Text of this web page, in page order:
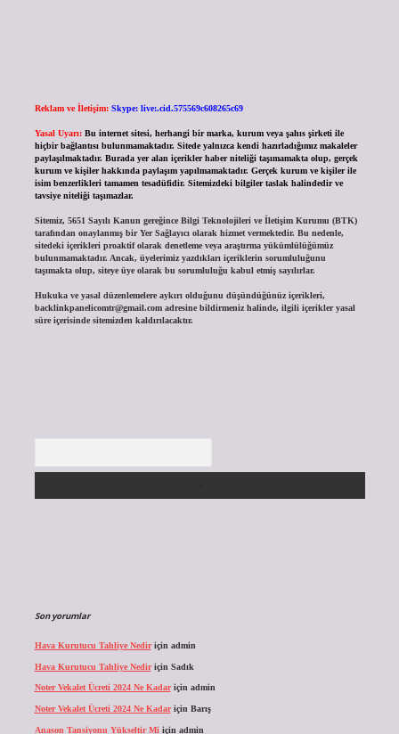
Reklam ve İletişim: Skype: live:.cid.575569c608265c69
Yasal Uyarı: Bu internet sitesi, herhangi bir marka, kurum veya şahıs şirketi ile
hiçbir bağlantısı bulunmamaktadır. Sitede yalnızca kendi hazırladığımız makaleler
paylaşılmaktadır. Burada yer alan içerikler haber niteliği taşımamakta olup, gerçek
kurum ve kişiler hakkında paylaşım yapılmamaktadır. Gerçek kurum ve kişiler ile
isim benzerlikleri tamamen tesadüfidir. Sitemizdeki bilgiler taslak halindedir ve
tavsiye niteliği taşımazlar.
Sitemiz, 5651 Sayılı Kanun gereğince Bilgi Teknolojileri ve İletişim Kurumu (BTK)
tarafından onaylanmış bir Yer Sağlayıcı olarak hizmet vermektedir. Bu nedenle,
sitedeki içerikleri proaktif olarak denetleme veya araştırma yükümlülüğümüz
bulunmamaktadır. Ancak, üyelerimiz yazdıkları içeriklerin sorumluluğunu
taşımakta olup, siteye üye olarak bu sorumluluğu kabul etmiş sayılırlar.
Hukuka ve yasal düzenlemelere aykırı olduğunu düşündüğünüz içerikleri,
backlinkpanelicomtr@gmail.comadresine bildirmeniz halinde, ilgili içerikler yasal
süre içerisinde sitemizden kaldırılacaktır.
Son yorumlar
Hava Kurutucu Tahliye Nediriçin admin
Hava Kurutucu Tahliye Nediriçin Sadık
Noter Vekalet Ücreti 2024 Ne Kadariçin admin
Noter Vekalet Ücreti 2024 Ne Kadariçin Barış
Anason Tansiyonu Yükseltir Mi için admin